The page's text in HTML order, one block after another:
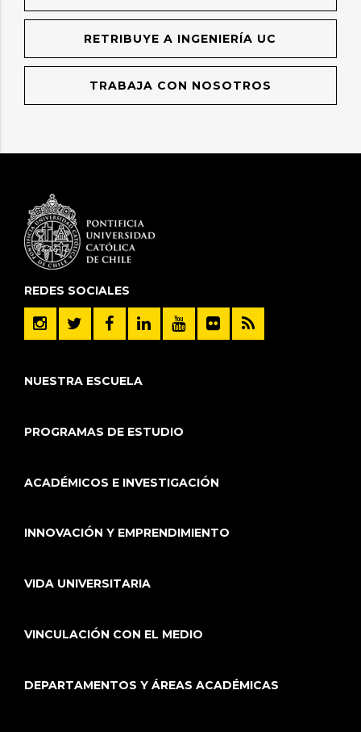
RETRIBUYE A INGENIERÍA UC
TRABAJA CON NOSOTROS
REDES SOCIALES
NUESTRA ESCUELA
PROGRAMAS DE ESTUDIO
ACADÉMICOS E INVESTIGACIÓN
INNOVACIÓN Y EMPRENDIMIENTO
VIDA UNIVERSITARIA
VINCULACIÓN CON EL MEDIO
DEPARTAMENTOS Y ÁREAS ACADÉMICAS